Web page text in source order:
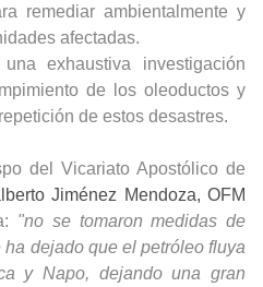
remediar ambientalmente y
afectadas.
exhaustiva investigación
de los oleoductos y
de estos desastres.
del Vicariato Apostólico de
Jiménez Mendoza, OFM
"no se tomaron medidas de
dejado que el petróleo fluya
y Napo, dejando una gran